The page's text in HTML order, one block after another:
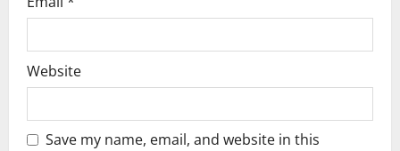
Website
Save my name, email, and website in this